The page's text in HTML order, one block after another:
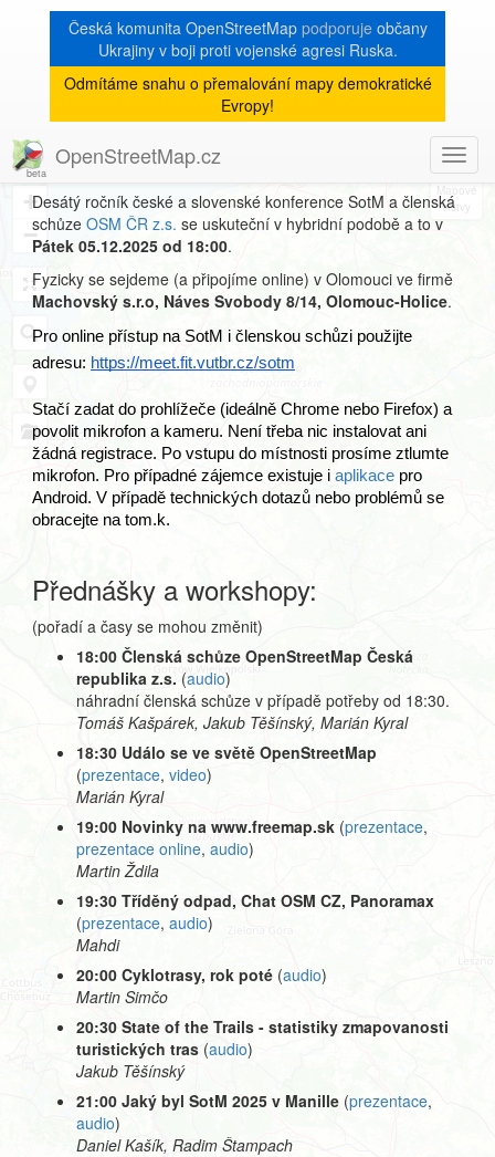
Česká komunita OpenStreetMap podporujeobčany
Ukrajiny v boji proti vojenské agresi Ruska.
Odmítáme snahu o přemalování mapy demokratické
Evropy!
OpenStreetMap.cz
8
+
−
State of the Map CZ+SK
2025
Desátý ročník české a slovenské konference SotM a členská
schůze OSM ČR z.s. se uskuteční v hybridní podobě a to v
Pátek 05.12.2025 od 18:00.
Fyzicky se sejdeme (a připojíme online) v Olomouci ve firmě
Machovský s.r.o, Náves Svobody 8/14, Olomouc-Holice.
Pro online přístup na SotM i členskou schůzi použijte
adresu: https://meet.fit.vutbr.cz/sotm
Stačí zadat do prohlížeče (ideálně Chrome nebo Firefox) a
povolit mikrofon a kameru. Není třeba nic instalovat ani
žádná registrace. Po vstupu do místnosti prosíme ztlumte
mikrofon. Pro případné zájemce existuje i aplikace pro
Android. V případě technických dotazů nebo problémů se
obracejte na tom.k.
Přednášky a workshopy:
(pořadí a časy se mohou změnit)
18:00 Členská schůze OpenStreetMap Česká
republika z.s. (audio)
náhradní členská schůze v případě potřeby od 18:30.
Tomáš Kašpárek, Jakub Těšínský, Marián Kyral
18:30 Událo se ve světě OpenStreetMap
(prezentace, video)
Marián Kyral
19:00 Novinky na www.freemap.sk (prezentace,
prezentace online, audio)
Martin Ždila
19:30 Tříděný odpad, Chat OSM CZ, Panoramax
(prezentace, audio)
Mahdi
20:00 Cyklotrasy, rok poté (audio)
Martin Simčo
20:30 State of the Trails - statistiky zmapovanosti
turistických tras (audio)
Jakub Těšínský
21:00 Jaký byl SotM 2025 v Manille (prezentace,
audio)
Daniel Kašík, Radim Štampach